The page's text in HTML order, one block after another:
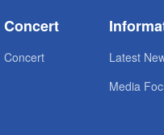
Concert
Concert
Latest
Media